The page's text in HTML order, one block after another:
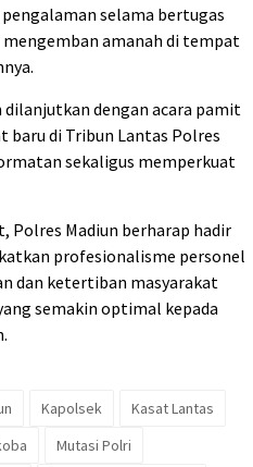
selama bertugas
amanah di tempat
dengan acara pamit
baru di Tribun Lantas Polres
sekaligus memperkuat
Polres Madiun berharap hadir
profesionalisme personel
dan ketertiban masyarakat
semakin optimal kepada
Kapolsek
Kasat Lantas
Mutasi Polri